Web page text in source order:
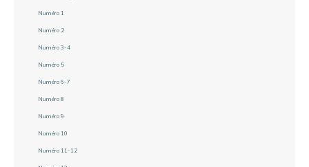
Numéro 1
Numéro 2
Numéro 3-4
Numéro 5
Numéro 6-7
Numéro 8
Numéro 9
Numéro 10
Numéro 11-12